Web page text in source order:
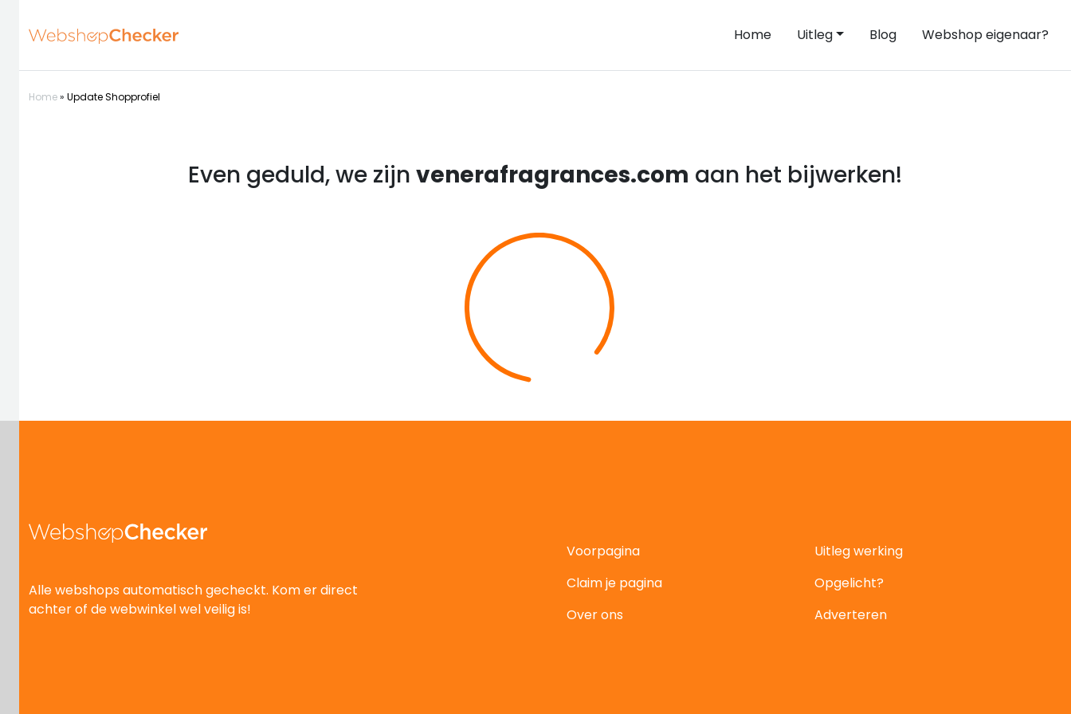
Home Uitleg Blog Webshop eigenaar?
Home» Update Shopprofiel
Even geduld, we zijn venerafragrances.com aan het bijwerken!
Alle webshops automatisch gecheckt. Kom er direct
achter of de webwinkel wel veilig is!
Voorpagina
Uitleg werking
Claim je pagina
Opgelicht?
Over ons
Adverteren